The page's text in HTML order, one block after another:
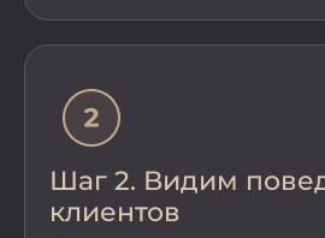
Шаг 2. Видим
клиентов